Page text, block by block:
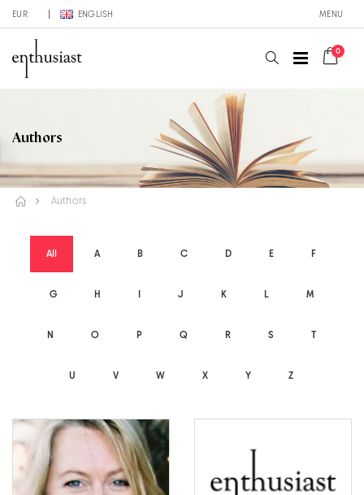
EUR ENGLISH MENU
0
Authors
Authors
All A B C D E F
G H I J K L M
N O P Q R S T
U V W X Y Z